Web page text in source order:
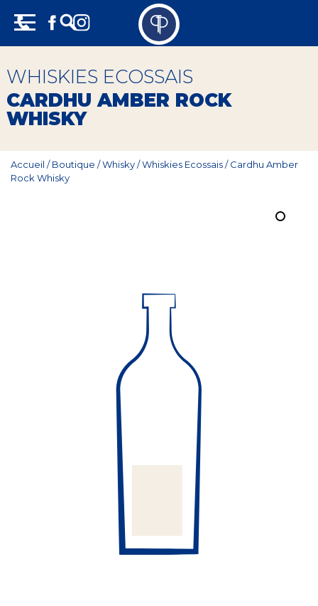
content
WHISKIES ECOSSAIS
CARDHU AMBER ROCK
WHISKY
Accueil /Boutique /Whisky/Whiskies Ecossais/Cardhu Amber
Rock Whisky
Champagne
Whisky
Rhum
Panneau de gestion des cookies